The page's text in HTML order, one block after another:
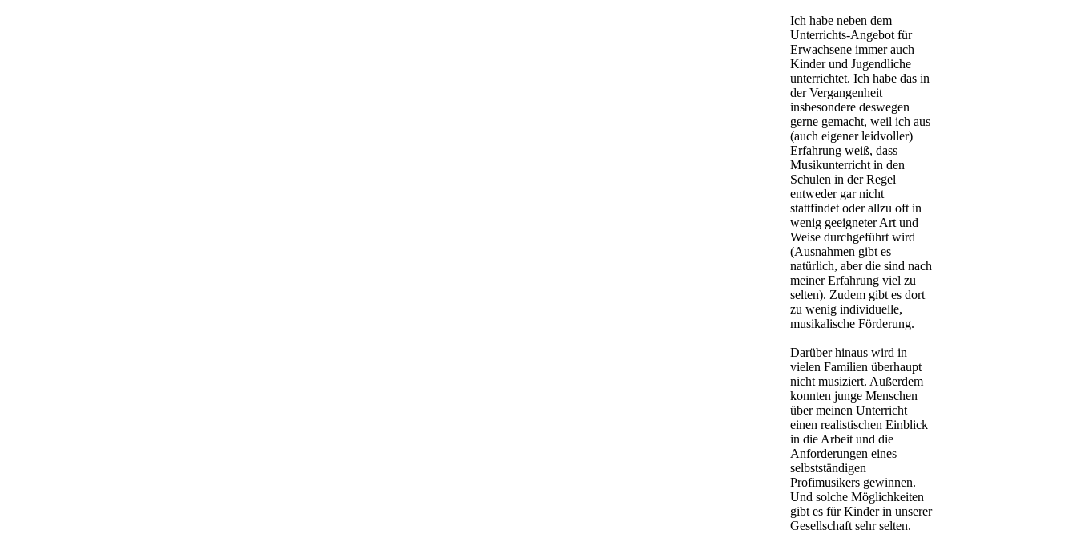
Ich habe neben dem
Unterrichts-Angebot für
Erwachsene immer auch
Kinder und Jugendliche
unterrichtet. Ich habe das in
der Vergangenheit
insbesondere deswegen
gerne gemacht, weil ich aus
(auch eigener leidvoller)
Erfahrung weiß, dass
Musikunterricht in den
Schulen in der Regel
entweder gar nicht
stattfindet oder allzu oft in
wenig geeigneter Art und
Weise durchgeführt wird
(Ausnahmen gibt es
natürlich, aber die sind nach
meiner Erfahrung viel zu
selten). Zudem gibt es dort
zu wenig individuelle,
musikalische Förderung.
Darüber hinaus wird in
vielen Familien überhaupt
nicht musiziert. Außerdem
konnten junge Menschen
über meinen Unterricht
einen realistischen Einblick
in die Arbeit und die
Anforderungen eines
selbstständigen
Profimusikers gewinnen.
Und solche Möglichkeiten
gibt es für Kinder in unserer
Gesellschaft sehr selten.